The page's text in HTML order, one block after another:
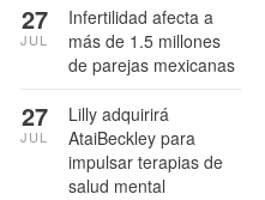
Infertilidad afecta a
más de 1.5 millones
de parejas mexicanas
27
JUL
Lilly adquirirá
AtaiBeckley para
impulsar terapias de
salud mental
27
JUL